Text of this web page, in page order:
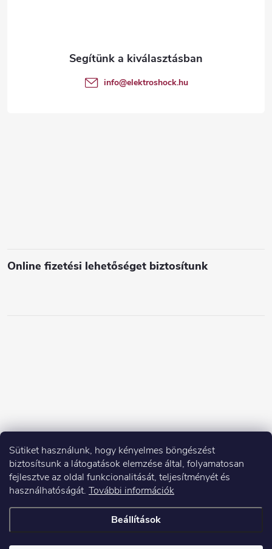
Sütiket használunk, hogy kényelmes böngészést
biztosítsunk a látogatások elemzése által, folyamatosan
fejlesztve az oldal funkcionalitását, teljesítményét és
használhatóságát. További információk
Beállítások
Online fizetési lehetőséget biztosítunk
info@elektroshock.hu
Copyright 2026Elektroshock.hu. Minden jog fenntartva.